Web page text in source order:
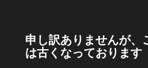
申し訳ありませんが、
は古くなっております